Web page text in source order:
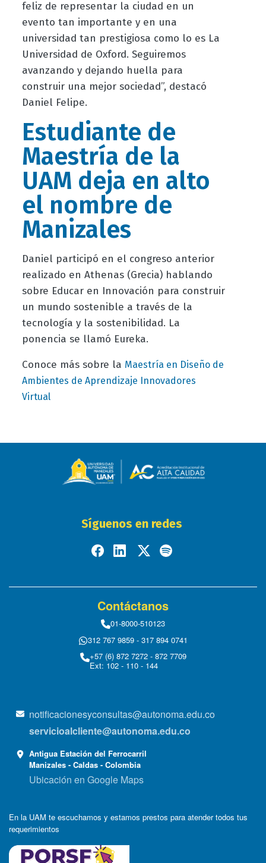
feliz de representar la ciudad en un
evento tan importante y en una
universidad tan prestigiosa como lo es La
Universidad de Oxford. Seguiremos
avanzando y dejando huella para
construir una mejor sociedad”, destacó
Daniel Felipe.
Estudiante de
Maestría de la
UAM deja en alto
el nombre de
Manizales
Daniel participó en el congreso anterior
realizado en Athenas (Grecia) hablando
sobre Educar en Innovación para construir
un mundo sostenible a través de la
tecnología y la sostenibilidad. La
ponencia se llamó Eureka.
Conoce más sobre la Maestría en Diseño de
Ambientes de Aprendizaje Innovadores
Virtual
Síguenos en redes
Contáctanos
01-8000-510123
312 767 9859 - 317 894 0741
+57 (6) 872 7272 - 872 7709
Ext: 102 - 110 - 144
notificacionesyconsultas@autonoma.edu.co
servicioalcliente@autonoma.edu.co
Antigua Estación del Ferrocarril
Manizales - Caldas - Colombia
Ubicación en Google Maps
En la UAM te escuchamos y estamos prestos para atender todos tus
requerimientos